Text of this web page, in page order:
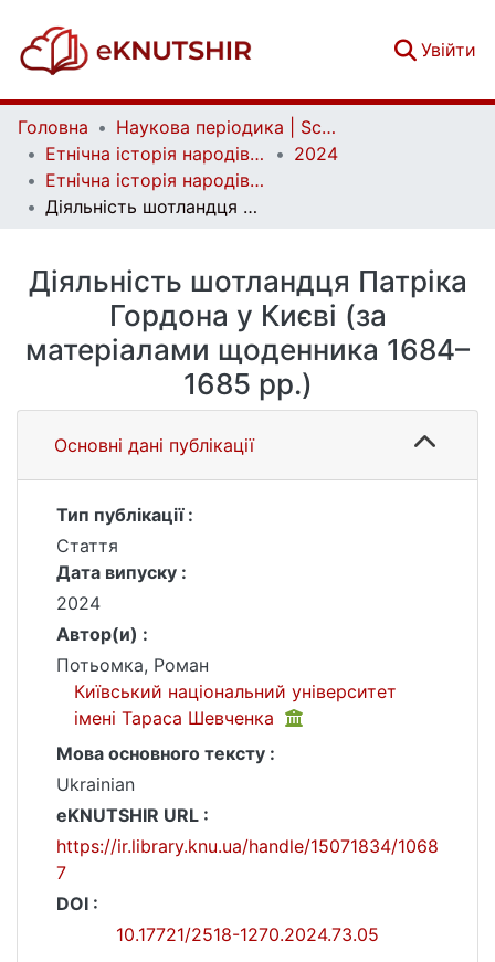
Увійти
Головна
Наукова періодика | Scientific periodicals
Етнічна історія народів Європи | Ethnic History of European Nations
2024
Етнічна історія народів Європи. Випуск 73
Діяльність шотландця Патріка Гордона у Києві (за матеріалами щоденника 1684–1685 рр.)
Діяльність шотландця Патріка
Гордона у Києві (за
матеріалами щоденника 1684–
1685 рр.)
Основні дані публікації
Тип публікації :
Стаття
Дата випуску :
2024
Автор(и) :
Потьомка, Роман
Київський національний університет
імені Тараса Шевченка
Мова основного тексту :
Ukrainian
eKNUTSHIR URL :
https://ir.library.knu.ua/handle/15071834/1068
7
DOI :
10.17721/2518-1270.2024.73.05